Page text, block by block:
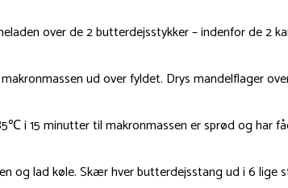
over de 2 butterdejsstykker – indenfor de 2
ud over fyldet. Drys mandelflager
i 15 minutter til makronmassen er sprød og har
og lad køle. Skær hver butterdejsstang ud i 6 lige